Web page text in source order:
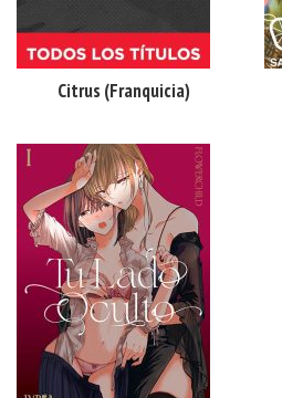
Citrus (franquicia)